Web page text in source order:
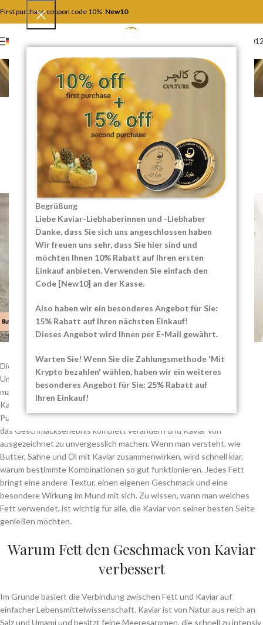
Begrüßung
Liebe Kaviar-Liebhaberinnen und -Liebhaber
Danke, dass Sie sich uns angeschlossen haben
Wir freuen uns sehr, dass Sie hier sind und
möchten Ihnen 10% Rabatt auf Ihren ersten
Einkauf anbieten. Verwenden Sie einfach den
Code [New10] an der Kasse.
Also haben wir ein besonderes Angebot für Sie:
15% Rabatt auf Ihren nächsten Einkauf!
Dieses Angebot wird Ihnen per E-Mail gewährt.
Warten Sie! Wenn Sie die Zahlungsmethode 'Mit
Krypto bezahlen' wählen, haben wir ein weiteres
besonderes Angebot für Sie: 25% Rabatt auf
Ihren Einkauf!
First purchase coupon code 10%: New10
Der Blog
Home Essen und Rezepte
ESSEN UND REZEPTE
Butter, Sahne oder Öl? Die
beste Fettbegleitung für
Kaviar
SEO Content CreatorOn 04/15/2026 0
Die feinen Perlen des Kaviars, seine leichte Salzigkeit und sein voller
Umami-Geschmack machen ihn zu einer besonderen Delikatesse, die
man richtig genießen sollte. Während viele Menschen auf die
Kaviarsorte oder die Art des Servierens achten, wird ein wichtiger
Punkt oft übersehen: Fett. Die Wahl der besten Fettbegleitung kann
das Geschmackserlebnis komplett verändern und Kaviar von
ausgezeichnet zu unvergesslich machen. Wenn man versteht, wie
Butter, Sahne und Öl mit Kaviar zusammenwirken, wird schnell klar,
warum bestimmte Kombinationen so gut funktionieren. Jedes Fett
bringt eine andere Textur, einen eigenen Geschmack und eine
besondere Wirkung im Mund mit sich. Zu wissen, wann man welches
Fett verwendet, ist wichtig für alle, die Kaviar von seiner besten Seite
genießen möchten.
Warum Fett den Geschmack von Kaviar
verbessert
Im Grunde basiert die Verbindung zwischen Fett und Kaviar auf
einfacher Lebensmittelwissenschaft. Kaviar ist von Natur aus reich an
Salz und Umami und besitzt feine Meeresaromen, die schnell zu intensiv